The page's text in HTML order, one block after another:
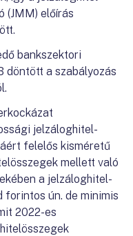
(JMM) előírás
bankszektori
döntött a szabályozás
jelzáloghitel-
felelős kisméretű
mellett való
a jelzáloghitel-
forintos ún. de minimis
2022-es